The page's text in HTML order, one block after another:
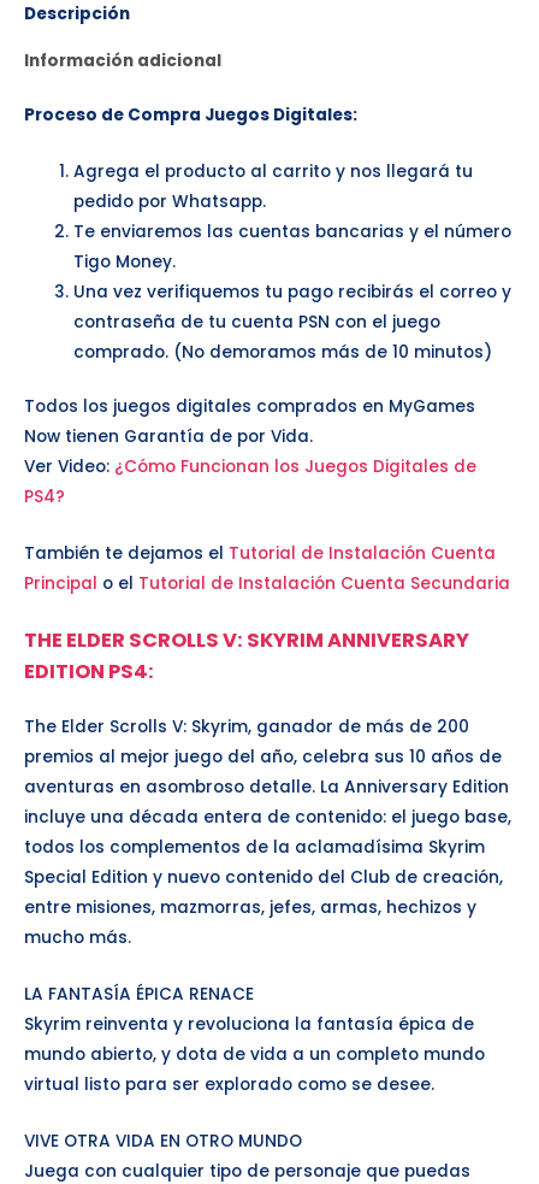
Descripción
Información adicional
Proceso de Compra Juegos Digitales:
Agrega el producto al carrito y nos llegará tu
pedido por Whatsapp.
Te enviaremos las cuentas bancarias y el número
Tigo Money.
Una vez verifiquemos tu pago recibirás el correo y
contraseña de tu cuenta PSN con el juego
comprado. (No demoramos más de 10 minutos)
Todos los juegos digitales comprados en MyGames
Now tienen Garantía de por Vida.
Ver Video: ¿Cómo Funcionan los Juegos Digitales de
PS4?
También te dejamos el Tutorial de Instalación Cuenta
Principal o el Tutorial de Instalación Cuenta Secundaria
THE ELDER SCROLLS V: SKYRIM ANNIVERSARY
EDITION PS4:
The Elder Scrolls V: Skyrim, ganador de más de 200
premios al mejor juego del año, celebra sus 10 años de
aventuras en asombroso detalle. La Anniversary Edition
incluye una década entera de contenido: el juego base,
todos los complementos de la aclamadísima Skyrim
Special Edition y nuevo contenido del Club de creación,
entre misiones, mazmorras, jefes, armas, hechizos y
mucho más.
LA FANTASÍA ÉPICA RENACE
Skyrim reinventa y revoluciona la fantasía épica de
mundo abierto, y dota de vida a un completo mundo
virtual listo para ser explorado como se desee.
VIVE OTRA VIDA EN OTRO MUNDO
Juega con cualquier tipo de personaje que puedas